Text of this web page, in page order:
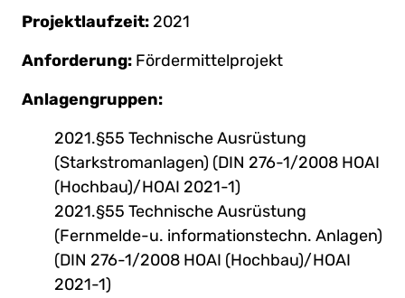
Projektlaufzeit:2021
Anforderung: Fördermittelprojekt
Anlagengruppen:
2021.§55 Technische Ausrüstung
(Starkstromanlagen) (DIN 276-1/2008 HOAI
(Hochbau)/HOAI 2021-1)
2021.§55 Technische Ausrüstung
(Fernmelde-u. informationstechn. Anlagen)
(DIN 276-1/2008 HOAI (Hochbau)/HOAI
2021-1)